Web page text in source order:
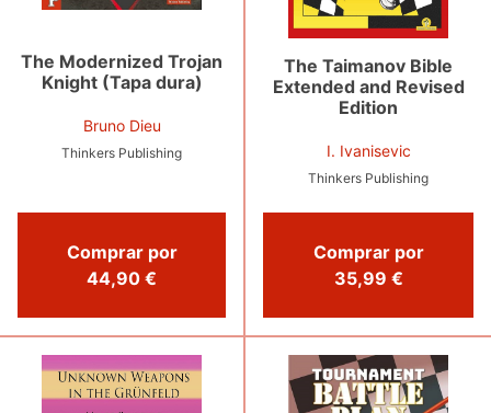
The Modernized Trojan
Knight (Tapa dura)
Bruno Dieu
Thinkers Publishing
Comprar por
44,90 €
The Taimanov Bible
Extended and Revised
Edition
I. Ivanisevic
Thinkers Publishing
Comprar por
35,99 €